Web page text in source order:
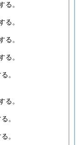
る。
る。
る。
る。
。
る。
。
。